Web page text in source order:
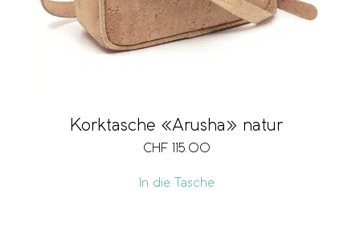
Korktasche «Arusha» natur
CHF 115.00
In die Tasche